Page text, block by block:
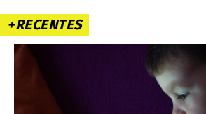
+RECENTES